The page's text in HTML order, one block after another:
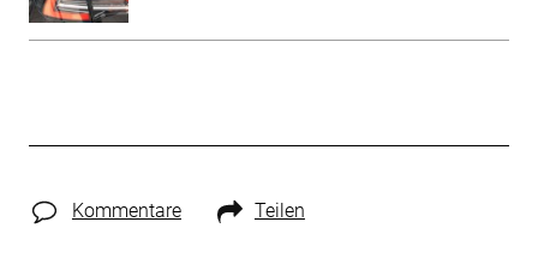
Kommentare Teilen